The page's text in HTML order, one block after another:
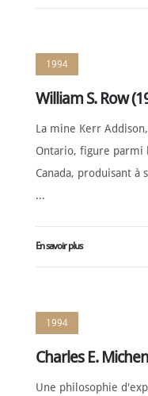
1994
William S. Row
La mine Kerr
Ontario, figure parmi
Canada, produisant
...
En savoir plus
1994
Charles E.
Une philosophie